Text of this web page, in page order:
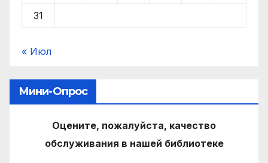
31
« Июл
Мини-Опрос
Оцените, пожалуйста, качество
обслуживания в нашей библиотеке